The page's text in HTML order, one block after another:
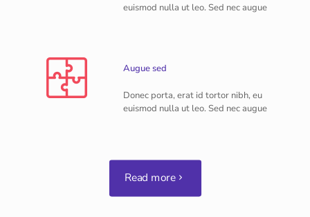
euismod nulla ut leo. Sed nec augue
Augue sed
Donec porta, erat id tortor nibh, eu
euismod nulla ut leo. Sed nec augue
Read more